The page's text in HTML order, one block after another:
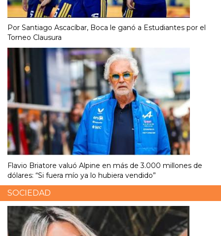
Por Santiago Ascacíbar, Boca le ganó a Estudiantes por el
Torneo Clausura
Flavio Briatore valuó Alpine en más de 3.000 millones de
dólares: “Si fuera mío ya lo hubiera vendido”
SOCIEDAD